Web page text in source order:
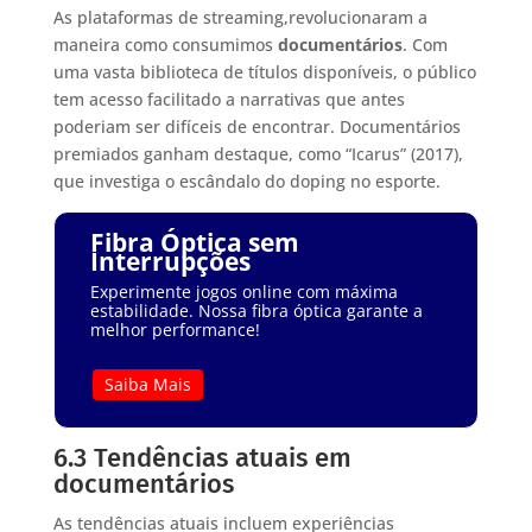
As plataformas de streaming,revolucionaram a
maneira como consumimos documentários. Com
uma vasta biblioteca de títulos disponíveis, o público
tem acesso facilitado a narrativas que antes
poderiam ser difíceis de encontrar. Documentários
premiados ganham destaque, como “Icarus” (2017),
que investiga o escândalo do doping no esporte.
Fibra Óptica sem
Interrupções
Experimente jogos online com máxima
estabilidade. Nossa fibra óptica garante a
melhor performance!
Saiba Mais
6.3 Tendências atuais em
documentários
As tendências atuais incluem experiências